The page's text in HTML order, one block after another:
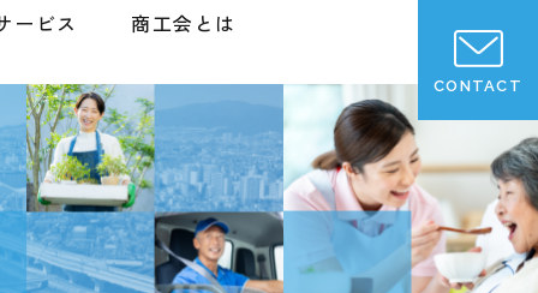
ービス 商工会とは
CONTACT